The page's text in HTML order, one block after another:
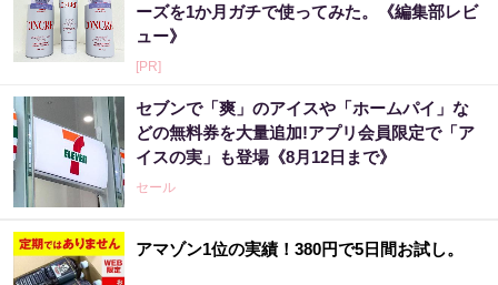
ーズを1か月ガチで使ってみた。《編集部レビ
ュー》
[PR]
セブンで「爽」のアイスや「ホームパイ」な
どの無料券を大量追加!アプリ会員限定で「ア
イスの実」も登場《8月12日まで》
セール
アマゾン1位の実績！380円で5日間お試し。